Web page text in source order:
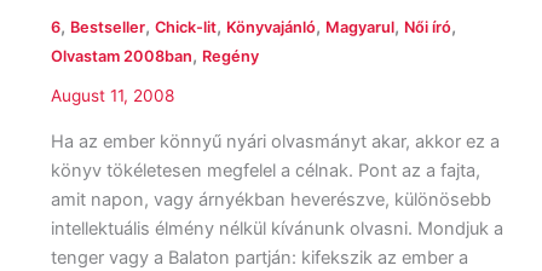
6, Bestseller, Chick-lit, Könyvajánló, Magyarul, Női író,
Olvastam 2008ban, Regény
August 11, 2008
Ha az ember könnyű nyári olvasmányt akar, akkor ez a
könyv tökéletesen megfelel a célnak. Pont az a fajta,
amit napon, vagy árnyékban heverészve, különösebb
intellektuális élmény nélkül kívánunk olvasni. Mondjuk a
tenger vagy a Balaton partján: kifekszik az ember a